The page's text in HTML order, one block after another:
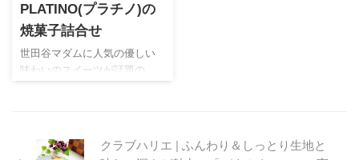
PLATINO(プラチノ)の
焼菓子詰合せ
世田谷マダムに人気の優しい
味わいのスイーツが話題の
PLATINO(プラチノ)さんの焼菓
クラブハリエ | ふんわり＆しっとり生地と